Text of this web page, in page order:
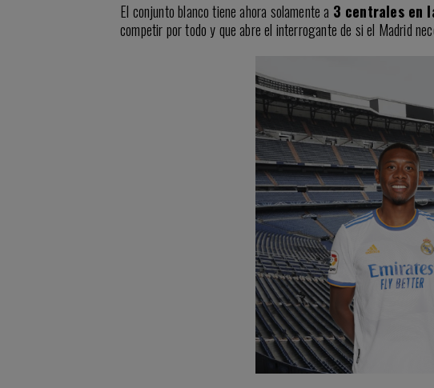
El conjunto blanco tiene ahora solamente a 3 centrales en
competir por todo y que abre el interrogante de si el Madrid